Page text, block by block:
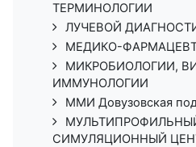
ТЕРМИНОЛОГИИ
ЛУЧЕВОЙ
МЕДИКО-
МИКРОБИОЛОГИИ,
ИММУНОЛОГИИ
ММИ Довузовская
СИМУЛЯЦИОННЫЙ